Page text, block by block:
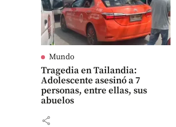
Mundo
Tragedia en Tailandia:
Adolescente asesinó a 7
personas, entre ellas, sus
abuelos
share